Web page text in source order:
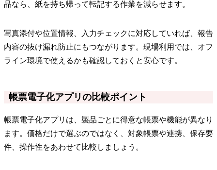
品なら、紙を持ち帰って転記する作業を減らせます。
写真添付や位置情報、入力チェックに対応していれば、報告
内容の抜け漏れ防止にもつながります。現場利用では、オフ
ライン環境で使えるかも確認しておくと安心です。
帳票電子化アプリの比較ポイント
帳票電子化アプリは、製品ごとに得意な帳票や機能が異なり
ます。価格だけで選ぶのではなく、対象帳票や連携、保存要
件、操作性をあわせて比較しましょう。